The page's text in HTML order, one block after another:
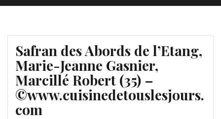
Safran des Abords de l’Etang,
Marie-Jeanne Gasnier,
Marcillé Robert (35) –
©www.cuisinedetouslesjours.
com